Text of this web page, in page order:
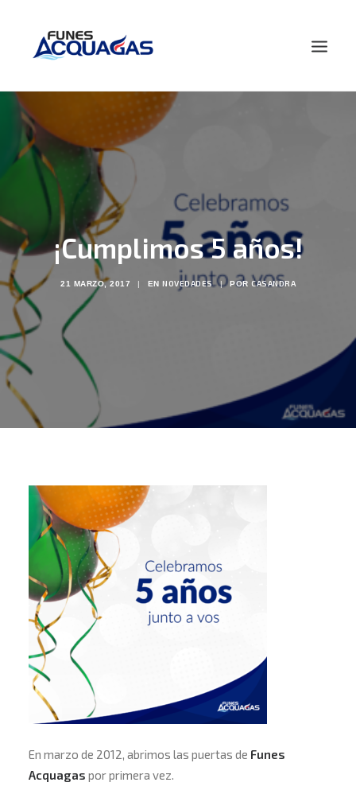
HOME
NOSOTROS
PRODUCTOS
NOVEDADES
BUSCAR
¡Cumplimos 5 años!
21 MARZO, 2017 | EN NOVEDADES | POR CASANDRA
En marzo de 2012, abrimos las puertas de Funes
Acquagas por primera vez.